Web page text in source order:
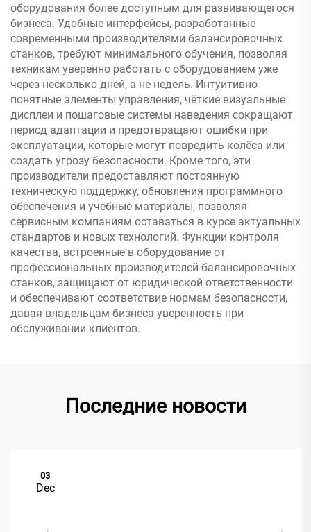
оборудования более доступным для развивающегося
бизнеса. Удобные интерфейсы, разработанные
современными производителями балансировочных
станков, требуют минимального обучения, позволяя
техникам уверенно работать с оборудованием уже
через несколько дней, а не недель. Интуитивно
понятные элементы управления, чёткие визуальные
дисплеи и пошаговые системы наведения сокращают
период адаптации и предотвращают ошибки при
эксплуатации, которые могут повредить колёса или
создать угрозу безопасности. Кроме того, эти
производители предоставляют постоянную
техническую поддержку, обновления программного
обеспечения и учебные материалы, позволяя
сервисным компаниям оставаться в курсе актуальных
стандартов и новых технологий. Функции контроля
качества, встроенные в оборудование от
профессиональных производителей балансировочных
станков, защищают от юридической ответственности
и обеспечивают соответствие нормам безопасности,
давая владельцам бизнеса уверенность при
обслуживании клиентов.
Последние новости
03
Dec